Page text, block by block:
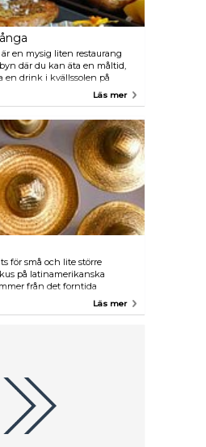
en mysig liten restaurang
där du kan äta en måltid,
en drink i kvällssolen på
riktigt fina lokala
för både bybor och besökare.
Läs mer
för små och lite större
på latinamerikanska
från det forntida
"plats för tungor" eller
desserten, eller varför inte
Läs mer